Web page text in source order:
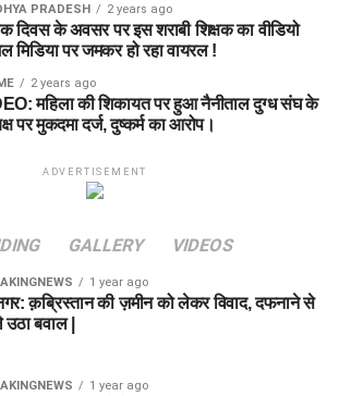
PRADESH 2 years ago
दिवस के अवसर पर इस शराबी शिक्षक का वीडियो
मिडिया पर जमकर हो रहा वायरल !
2 years ago
महिला की शिकायत पर हुआ नैनीताल दुग्ध संघ के
पर मुकदमा दर्ज, दुष्कर्म का आरोप।
ADVERTISEMENT
GALLERY VIDEOS
1 year ago
क़ब्रिस्तान की ज़मीन को लेकर विवाद, दफनाने से
बवाल |
1 year ago